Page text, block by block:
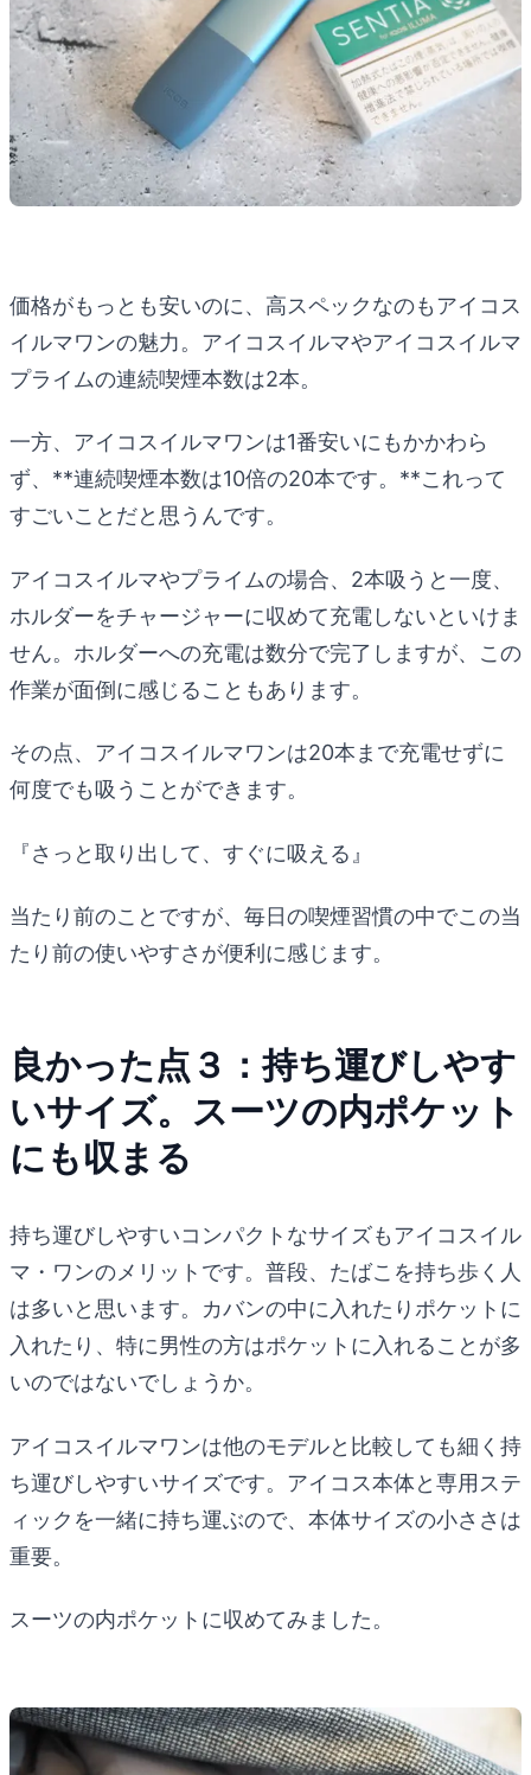
価格がもっとも安いのに、高スペックなのもアイコス
イルマワンの魅力。アイコスイルマやアイコスイルマ
プライムの連続喫煙本数は2本。
一方、アイコスイルマワンは1番安いにもかかわら
ず、**連続喫煙本数は10倍の20本です。**これって
すごいことだと思うんです。
アイコスイルマやプライムの場合、2本吸うと一度、
ホルダーをチャージャーに収めて充電しないといけま
せん。ホルダーへの充電は数分で完了しますが、この
作業が面倒に感じることもあります。
その点、アイコスイルマワンは20本まで充電せずに
何度でも吸うことができます。
『さっと取り出して、すぐに吸える』
当たり前のことですが、毎日の喫煙習慣の中でこの当
たり前の使いやすさが便利に感じます。
良かった点３：持ち運びしやす
いサイズ。スーツの内ポケット
にも収まる
持ち運びしやすいコンパクトなサイズもアイコスイル
マ・ワンのメリットです。普段、たばこを持ち歩く人
は多いと思います。カバンの中に入れたりポケットに
入れたり、特に男性の方はポケットに入れることが多
いのではないでしょうか。
アイコスイルマワンは他のモデルと比較しても細く持
ち運びしやすいサイズです。アイコス本体と専用ステ
ィックを一緒に持ち運ぶので、本体サイズの小ささは
重要。
スーツの内ポケットに収めてみました。